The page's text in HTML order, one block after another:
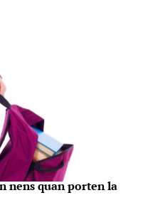
nens quan porten la